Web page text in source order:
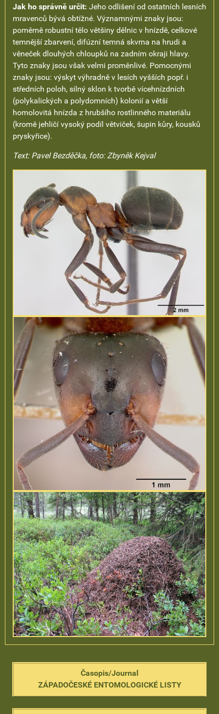
Jak ho správně určit: Jeho odlišení od ostatních lesních
mravenců bývá obtížné. Významnými znaky jsou:
poměrně robustní tělo většiny dělnic v hnízdě, celkové
temnější zbarvení, difúzní temná skvrna na hrudi a
věneček dlouhých chloupků na zadním okraji hlavy.
Tyto znaky jsou však velmi proměnlivé. Pomocnými
znaky jsou: výskyt výhradně v lesích vyšších popř. i
středních poloh, silný sklon k tvorbě vícehnízdních
(polykalických a polydomních) kolonií a větší
homolovitá hnízda z hrubšího rostlinného materiálu
(kromě jehličí vysoký podíl větviček, šupin kůry, kousků
pryskyřice).
Text: Pavel Bezděčka, foto: Zbyněk Kejval
Časopis/Journal
ZÁPADOČESKÉ ENTOMOLOGICKÉ LISTY